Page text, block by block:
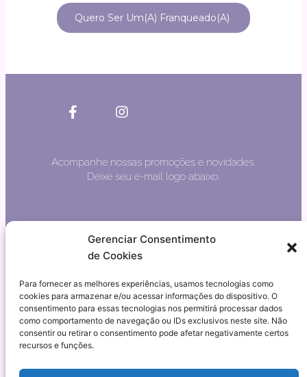
Gerenciar Consentimento
de Cookies
Para fornecer as melhores experiências, usamos tecnologias como
cookies para armazenar e/ou acessar informações do dispositivo. O
consentimento para essas tecnologias nos permitirá processar dados
como comportamento de navegação ou IDs exclusivos neste site. Não
consentir ou retirar o consentimento pode afetar negativamente certos
recursos e funções.
Quero Ser Um(a) Franqueado(a)
Acompanhe nossas promoções e novidades.
Deixe seu e-mail logo abaixo.
ENVIAR